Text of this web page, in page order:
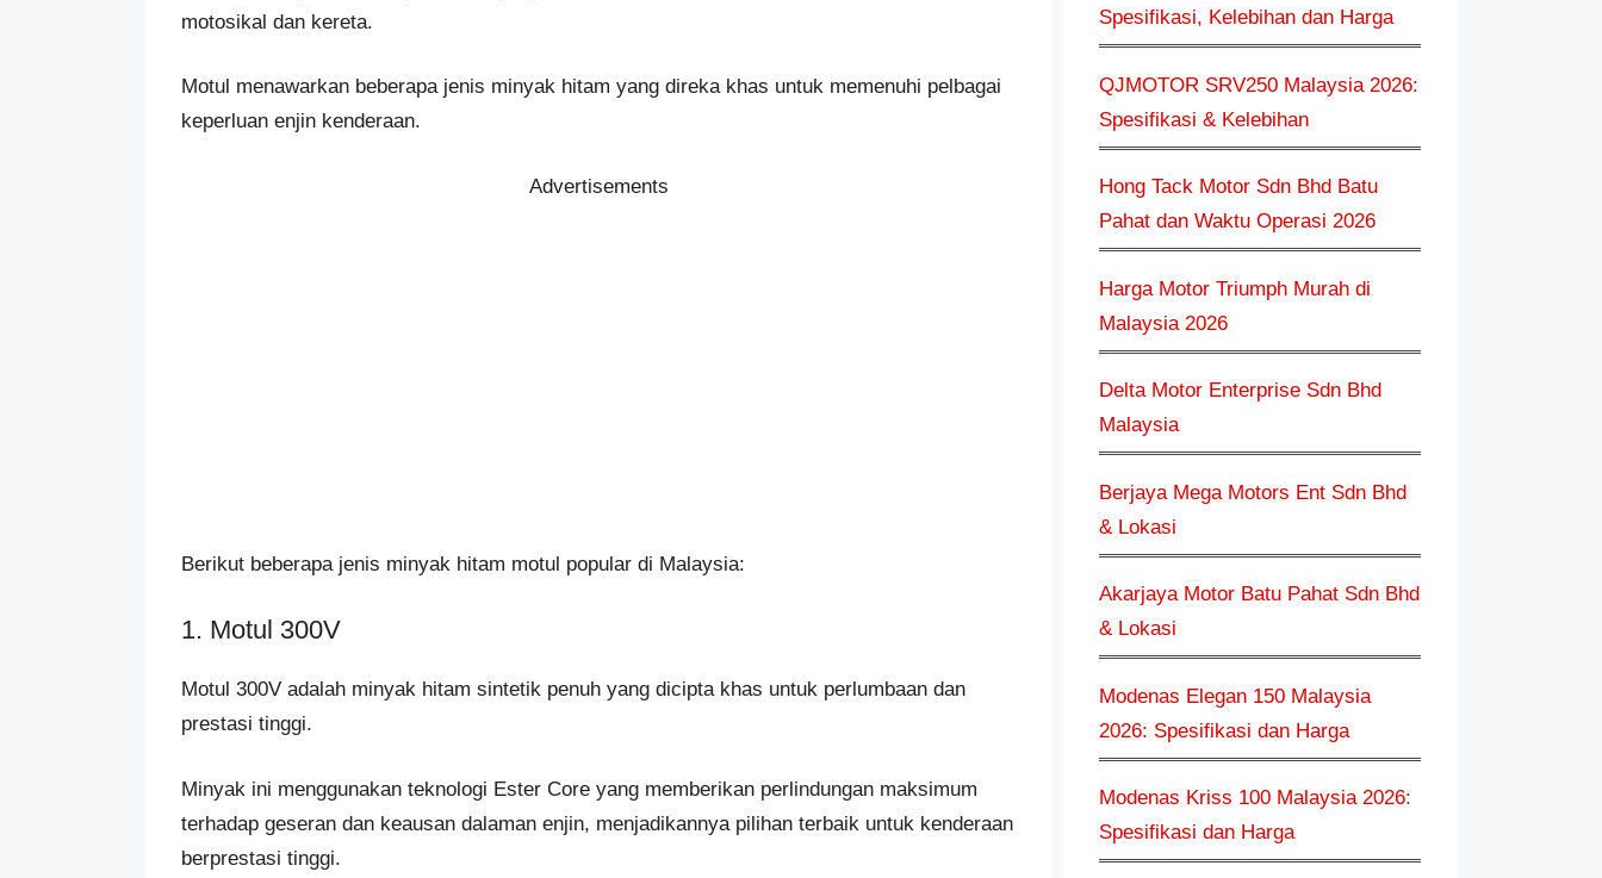
motosikal dan kereta.
Motul menawarkan beberapa jenis minyak hitam yang direka khas untuk memenuhi pelbagai
keperluan enjin kenderaan.
Advertisements
Berikut beberapa jenis minyak hitam motul popular di Malaysia:
1. Motul 300V
Motul 300V adalah minyak hitam sintetik penuh yang dicipta khas untuk perlumbaan dan
prestasi tinggi.
Minyak ini menggunakan teknologi Ester Core yang memberikan perlindungan maksimum
terhadap geseran dan keausan dalaman enjin, menjadikannya pilihan terbaik untuk kenderaan
berprestasi tinggi.
Spesifikasi, Kelebihan dan Harga
QJMOTOR SRV250 Malaysia 2026:
Spesifikasi & Kelebihan
Hong Tack Motor Sdn Bhd Batu
Pahat dan Waktu Operasi 2026
Harga Motor Triumph Murah di
Malaysia 2026
Delta Motor Enterprise Sdn Bhd
Malaysia
Berjaya Mega Motors Ent Sdn Bhd
& Lokasi
Akarjaya Motor Batu Pahat Sdn Bhd
& Lokasi
Modenas Elegan 150 Malaysia
2026: Spesifikasi dan Harga
Modenas Kriss 100 Malaysia 2026:
Spesifikasi dan Harga